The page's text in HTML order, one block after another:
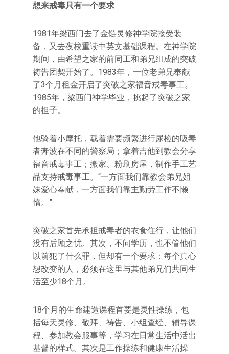
想来戒毒只有一个要求
1981年梁西门去了金链灵修神学院接受装
备，又去夜校重读中英文基础课程。在神学院
期间，由希望之家的前同工和弟兄组成的突破
祷告团契开始了。1983年，一位老弟兄奉献
了3个月租金开启了突破之家福音戒毒事工。
1985年，梁西门神学毕业，挑起了突破之家
的担子。
他骑着小摩托，载着需要频繁进行尿检的吸毒
者奔波在不同的警察局；拿着吉他到教会分享
福音戒毒事工；搬家、粉刷房屋，制作手工艺
品支持戒毒事工。“一方面我们靠教会弟兄姐
妹爱心奉献，一方面我们靠主勤劳工作不懒
惰。”
突破之家首先承担戒毒者的衣食住行，让他们
没有后顾之忧。其次，不问学历，也不管他们
以前犯了什么罪，但却有一个要求：每个真心
想改变的人，必须在这里与其他弟兄们共同生
活至少18个月。
18个月的生命建造课程首要是灵性操练，包
括每天灵修、敬拜、祷告、小组查经、辅导课
程、参加教会服事等，学习在日常生活中活出
基督的样式。其次是工作操练和健康生活操